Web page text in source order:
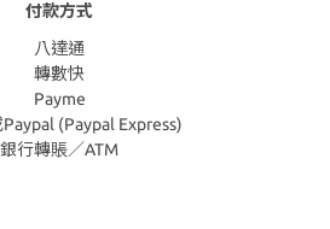
付款方式
八達通
轉數快
Payme
(Paypal Express)
銀行轉賬／ATM